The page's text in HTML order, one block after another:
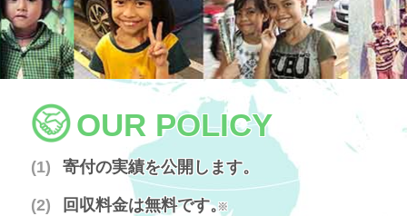
OUR POLICY
寄付の実績を公開します。
回収料金は無料です。
※